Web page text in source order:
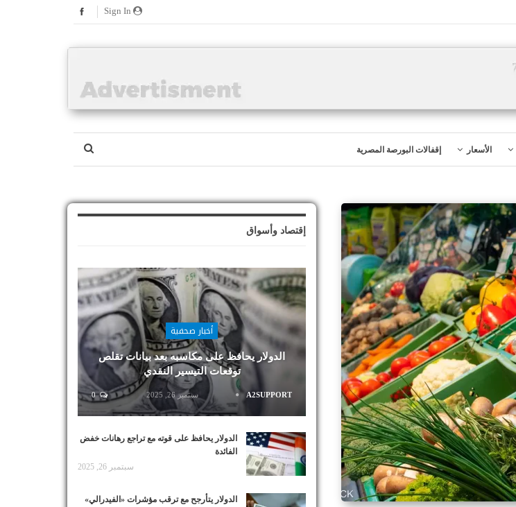
الأسعار إقفالات البورصة المصرية
إقتصاد وأسواق
أخبار صحفية
الدولار يحافظ على مكاسبه بعد بيانات تقلص
توقعات التيسير النقدي
A2SUPPORT سبتمبر 26, 2025 0
الدولار يحافظ على قوته مع تراجع رهانات خفض
الفائدة
سبتمبر 26, 2025
الدولار يتأرجح مع ترقب مؤشرات «الفيدرالي»